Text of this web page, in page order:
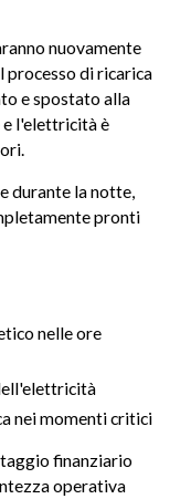
nuovamente
processo di ricarica
e spostato alla
e l'elettricità è
durante la notte,
pronti
nelle ore
nei momenti critici
finanziario
operativa